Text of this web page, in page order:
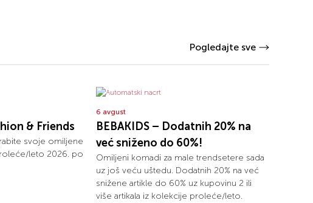
Pogledajte sve
& Friends
svoje omiljene
leto 2026. po
6 avgust
BEBAKIDS – Dodatnih 20% na
već sniženo do 60%!
Omiljeni komadi za male trendsetere sada
uz još veću uštedu. Dodatnih 20% na već
snižene artikle do 60% uz kupovinu 2 ili
više artikala iz kolekcije proleće/leto.